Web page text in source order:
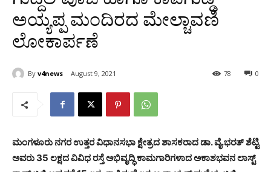
ಅಯ್ಯಪ್ಪ ಮಂದಿರದ ಮೇಲ್ಚಾವಣಿ
ಲೋಕಾರ್ಪಣೆ
By v4news August 9, 2021 0
78
ಮಂಗಳೂರು ನಗರ ಉತ್ತರ ವಿಧಾನಸಭಾ ಕ್ಷೇತ್ರದ ಶಾಸಕರಾದ ಡಾ. ವೈ.ಭರತ್ ಶೆಟ್ಟಿ
ಅವರು 35 ಲಕ್ಷದ ವಿವಿಧ ರಸ್ತೆ ಅಭಿವೃದ್ಧಿ ಕಾಮಗಾರಿಗಳಾದ ಅಕಾಶಭವನ ಲಾಸ್ಟ್